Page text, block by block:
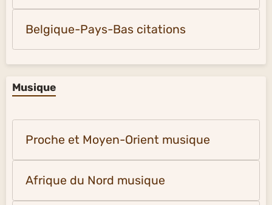
Belgique-Pays-Bas citations
Musique
Proche et Moyen-Orient musique
Afrique du Nord musique